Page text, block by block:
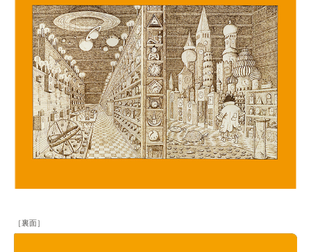
［裏面］